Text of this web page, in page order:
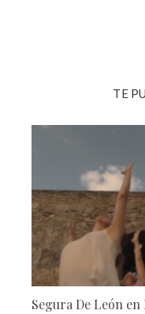
TE
Segura De León